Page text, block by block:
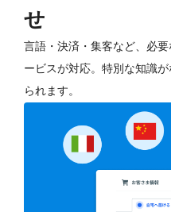
せ
言語・決済・集客など、必
ービスが対応。特別な知識
られます。